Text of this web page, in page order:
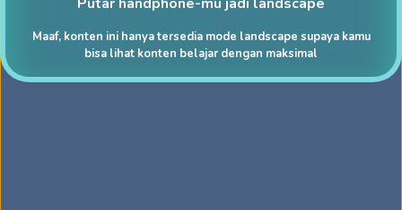
Maaf, konten ini hanya tersedia mode landscape supaya kamu
bisa lihat konten belajar dengan maksimal